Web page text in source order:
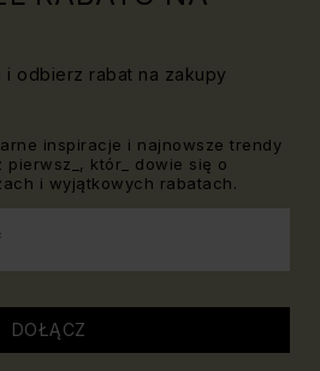
i odbierz rabat na zakupy
inspiracje i najnowsze trendy
pierwsz_, któr_ dowie się o
i wyjątkowych rabatach.
DOŁĄCZ